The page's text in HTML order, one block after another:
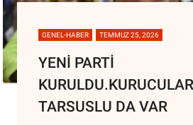
GENEL-HABER TEMMUZ 25, 2026
YENİ PARTİ
TARSUSLU DA VAR